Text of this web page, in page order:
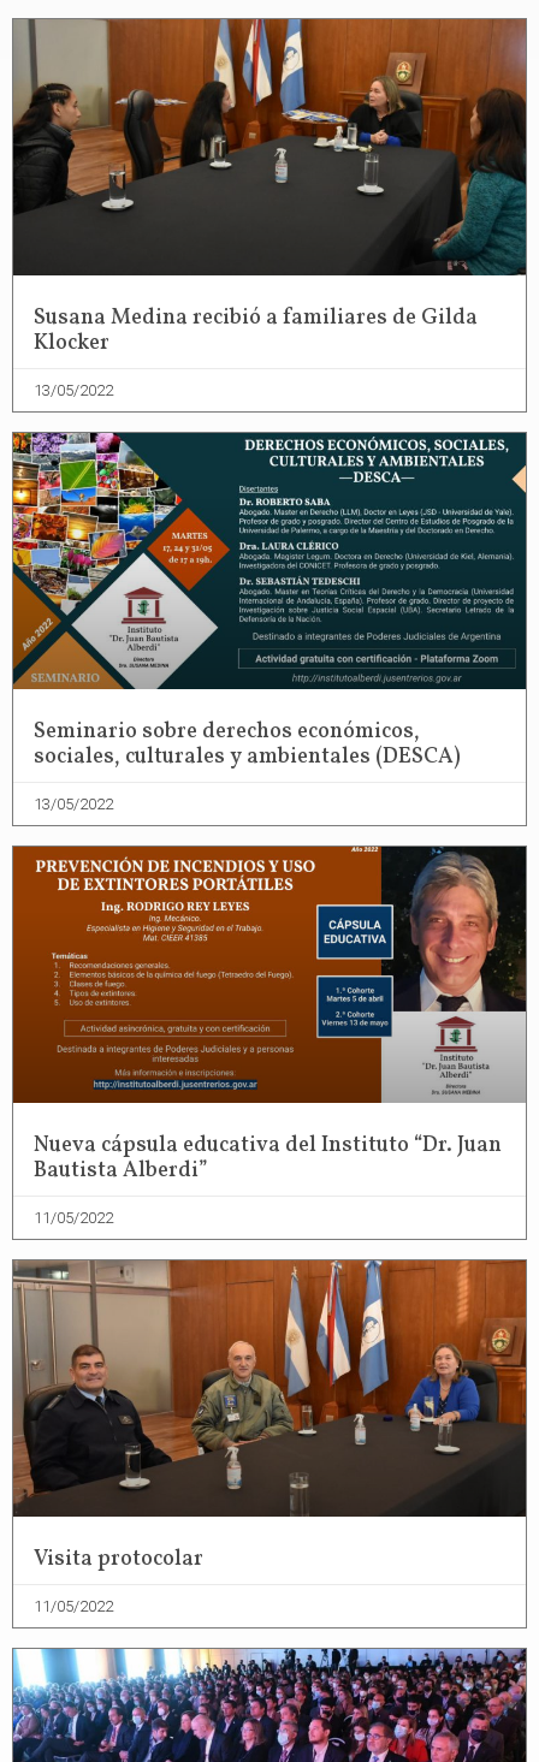
Susana Medina recibió a familiares de Gilda
Klocker
13/05/2022
Seminario sobre derechos económicos,
sociales, culturales y ambientales (DESCA)
13/05/2022
Nueva cápsula educativa del Instituto “Dr. Juan
Bautista Alberdi”
11/05/2022
Visita protocolar
11/05/2022